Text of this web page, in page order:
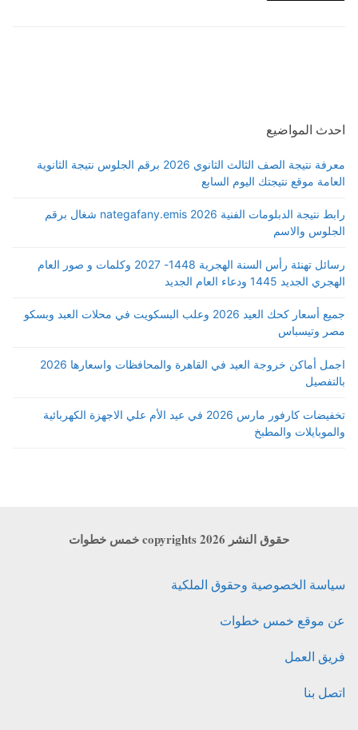
احدث المواضيع
معرفة نتيجة الصف الثالث الثانوي 2026 برقم الجلوس نتيجة الثانوية
العامة موقع نتيجتك اليوم السابع
رابط نتيجة الدبلومات الفنية 2026 nategafany.emis شغال برقم
الجلوس والاسم
رسائل تهنئة رأس السنة الهجرية 1448- 2027 وكلمات و صور العام
الهجري الجديد 1445 ودعاء العام الجديد
جميع أسعار كحك العيد 2026 وعلب البسكويت في محلات العبد وبسكو
مصر وتيسباس
اجمل أماكن خروجة العيد في القاهرة والمحافظات واسعارها 2026
بالتفصيل
تخفيضات كارفور مارس 2026 في عيد الأم علي الاجهزة الكهربائية
والموبايلات والمطبخ
حقوق النشر copyrights 2026 خمس خطوات
سياسة الخصوصية وحقوق الملكية
عن موقع خمس خطوات
فريق العمل
اتصل بنا